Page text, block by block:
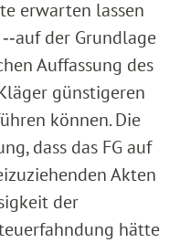
erwarten lassen
der Grundlage
Auffassung des
günstigeren
können. Die
dass das FG auf
Akten
der
hätte